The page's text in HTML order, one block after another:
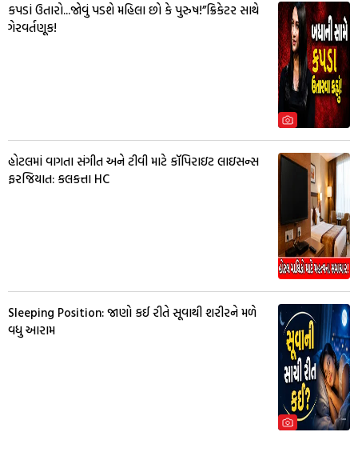
કપડાં ઉતારો...જોવું પડશે મહિલા છો કે પુરુષ!”ક્રિકેટર સાથે
ગેરવર્તણૂક!
હોટલમાં વાગતા સંગીત અને ટીવી માટે કૉપિરાઇટ લાઇસન્સ
ફરજિયાત: કલકત્તા HC
Sleeping Position: જાણો કઈ રીતે સૂવાથી શરીરને મળે
વધુ આરામ